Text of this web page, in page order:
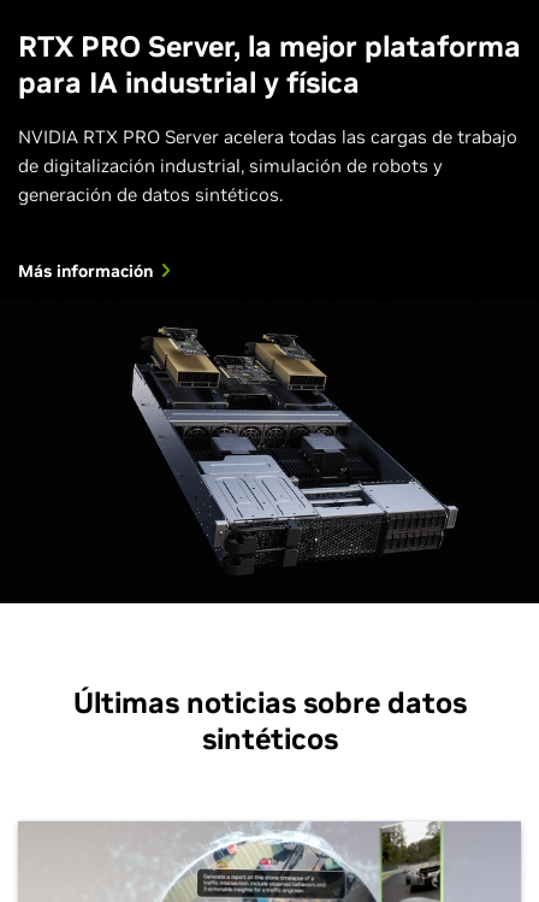
RTX PRO Server, la mejor plataforma
para IA industrial y física
NVIDIA RTX PRO Server acelera todas las cargas de trabajo
de digitalización industrial, simulación de robots y
generación de datos sintéticos.
Más información
Últimas noticias sobre datos
sintéticos